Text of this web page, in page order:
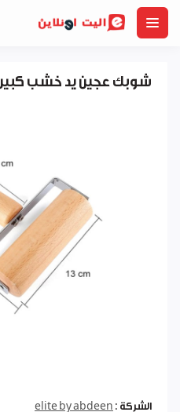
شوبك عجين يد خشب كبير9221234 35 9205863
الشركة : elite by abdeen